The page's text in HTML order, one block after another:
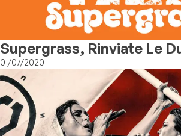
Supergrass, Rinviate Le
Italiane
01/07/2020